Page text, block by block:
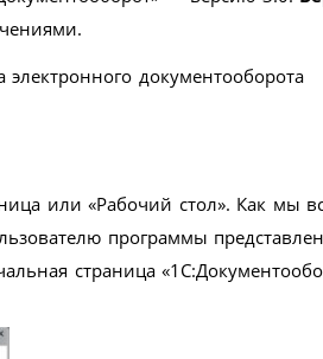
документооборота
или «Рабочий стол». Как мы
программы
страница